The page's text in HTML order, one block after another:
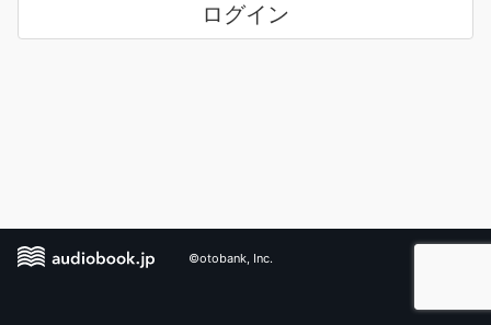
ログイン
©otobank, Inc.